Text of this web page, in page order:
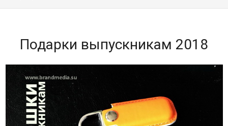
Подарки выпускникам 2018